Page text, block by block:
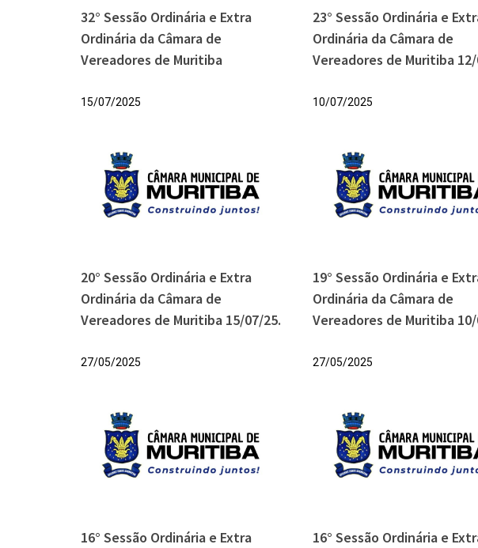
32° Sessão Ordinária e Extra
Ordinária da Câmara de
Vereadores de Muritiba
23° Sessão Ordinária e
Ordinária da Câmara de
Vereadores de Muritiba
15/07/2025
20° Sessão Ordinária e Extra
Ordinária da Câmara de
Vereadores de Muritiba 15/07/25.
10/07/2025
19° Sessão Ordinária e
Ordinária da Câmara de
Vereadores de Muritiba
27/05/2025
16° Sessão Ordinária e Extra
27/05/2025
16° Sessão Ordinária e